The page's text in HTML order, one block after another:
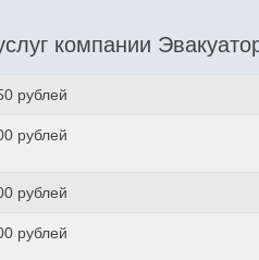
компании
рублей
рублей
рублей
рублей